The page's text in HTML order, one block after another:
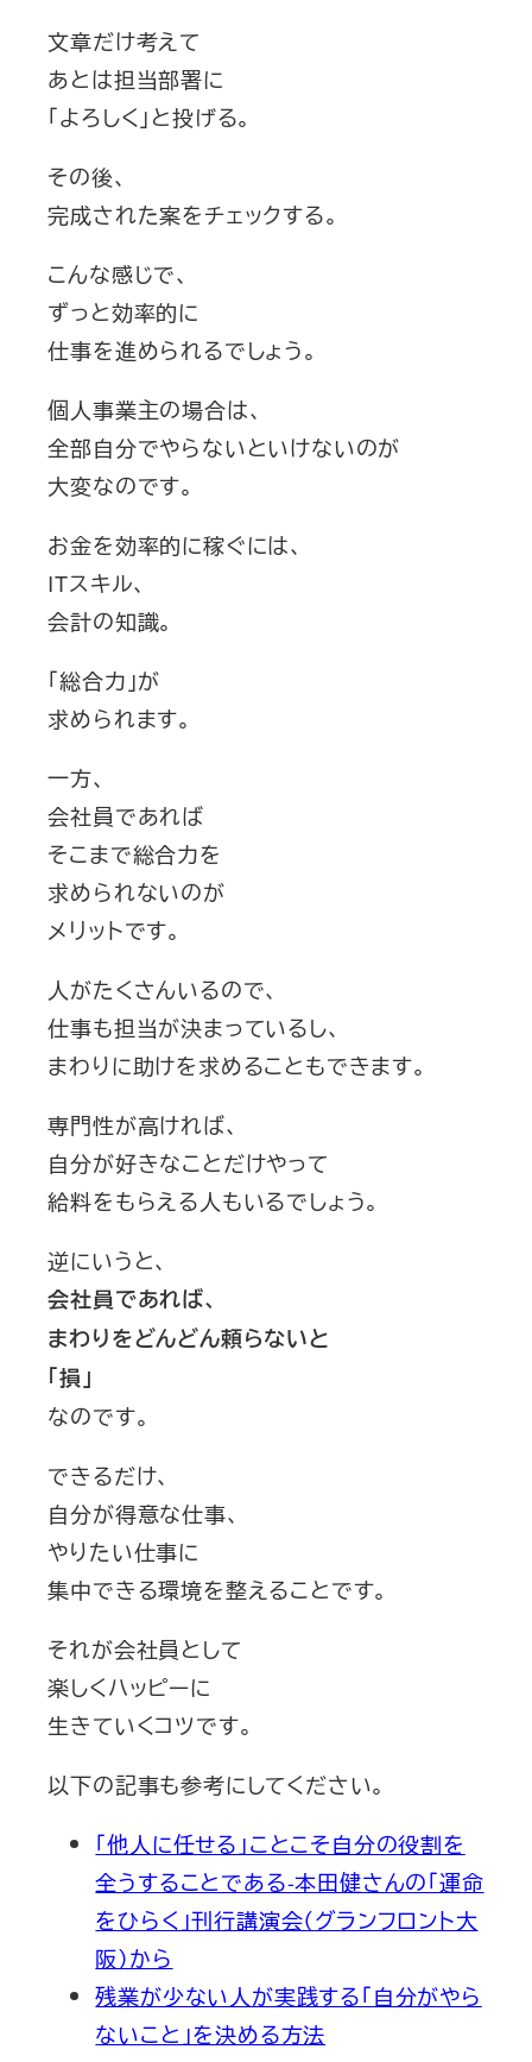
文章だけ考えて
あとは担当部署に
「よろしく」と投げる。
その後、
完成された案をチェックする。
こんな感じで、
ずっと効率的に
仕事を進められるでしょう。
個人事業主の場合は、
全部自分でやらないといけないのが
大変なのです。
お金を効率的に稼ぐには、
ITスキル、
会計の知識。
「総合力」が
求められます。
一方、
会社員であれば
そこまで総合力を
求められないのが
メリットです。
人がたくさんいるので、
仕事も担当が決まっているし、
まわりに助けを求めることもできます。
専門性が高ければ、
自分が好きなことだけやって
給料をもらえる人もいるでしょう。
逆にいうと、
会社員であれば、
まわりをどんどん頼らないと
「損」
なのです。
できるだけ、
自分が得意な仕事、
やりたい仕事に
集中できる環境を整えることです。
それが会社員として
楽しくハッピーに
生きていくコツです。
以下の記事も参考にしてください。
「他人に任せる」ことこそ自分の役割を
全うすることである-本田健さんの「運命
をひらく」刊行講演会（グランフロント大
阪）から
残業が少ない人が実践する「自分がやら
ないこと」を決める方法